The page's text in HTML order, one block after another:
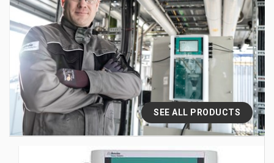
SEE ALL PRODUCTS